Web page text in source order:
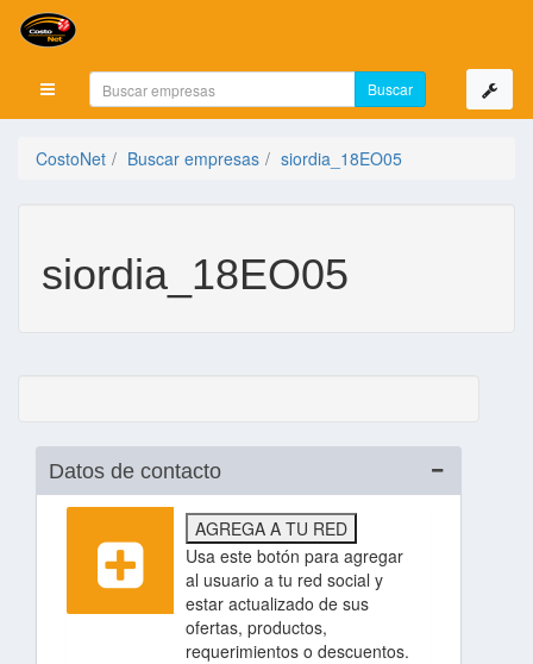
Mostrar menú
CostoNet Buscar empresas siordia_18EO05
siordia_18EO05
Datos de contacto
AGREGA A TU RED
Usa este botón para agregar
al usuario a tu red social y
estar actualizado de sus
ofertas, productos,
requerimientos o descuentos.